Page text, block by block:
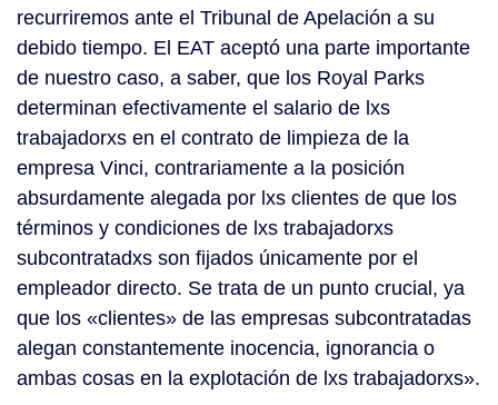
recurriremos ante el Tribunal de Apelación a su
debido tiempo. El EAT aceptó una parte importante
de nuestro caso, a saber, que los Royal Parks
determinan efectivamente el salario de lxs
trabajadorxs en el contrato de limpieza de la
empresa Vinci, contrariamente a la posición
absurdamente alegada por lxs clientes de que los
términos y condiciones de lxs trabajadorxs
subcontratadxs son fijados únicamente por el
empleador directo. Se trata de un punto crucial, ya
que los «clientes» de las empresas subcontratadas
alegan constantemente inocencia, ignorancia o
ambas cosas en la explotación de lxs trabajadorxs».